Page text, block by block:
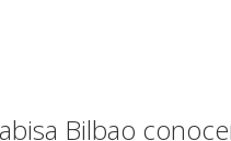
Bilbao